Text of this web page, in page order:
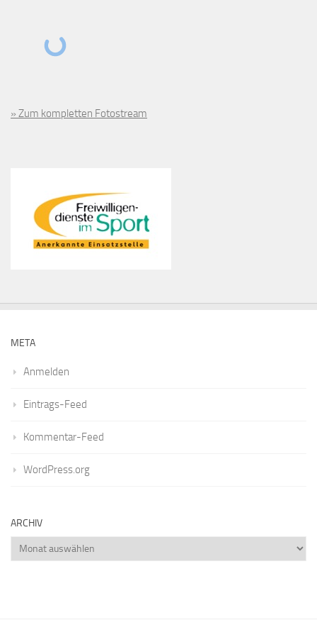
» Zum kompletten Fotostream
META
Anmelden
Eintrags-Feed
Kommentar-Feed
WordPress.org
ARCHIV
Archiv